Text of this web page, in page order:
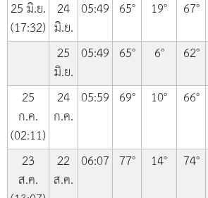
25 มิ.ย.
(17:32)
24
มิ.ย.
05:49 65° 19° 67°
25
มิ.ย.
05:49 65° 6° 62°
25
ก.ค.
(02:11)
24
ก.ค.
05:59 69° 10° 66°
23
ส.ค.
22
ส.ค.
06:07 77° 14° 74°